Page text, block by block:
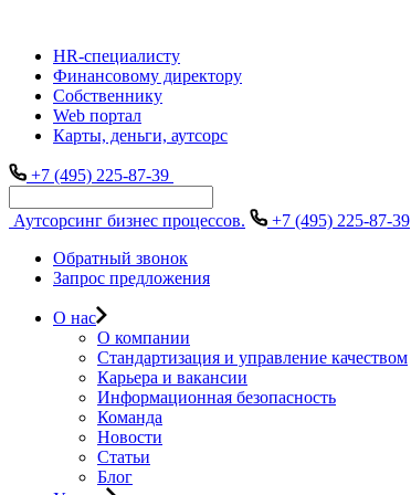
HR-специалисту
Финансовому директору
Собственнику
Web портал
Карты, деньги, аутсорс
+7 (495) 225-87-39
Аутсорсинг бизнес процессов.
+7 (495) 225-87-39
Обратный звонок
Запрос предложения
О нас
О компании
Стандартизация и управление качеством
Карьера и вакансии
Информационная безопасность
Команда
Новости
Статьи
Блог